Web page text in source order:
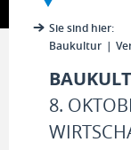
Sie sind hier:
Baukultur
8.